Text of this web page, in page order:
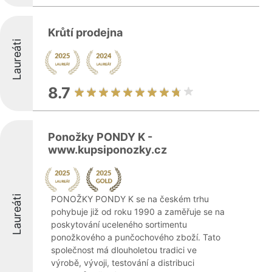
Laureáti
Krůtí prodejna
8.7
Laureáti
Ponožky PONDY K -
www.kupsiponozky.cz
PONOŽKY PONDY K se na českém trhu
pohybuje již od roku 1990 a zaměřuje se na
poskytování uceleného sortimentu
ponožkového a punčochového zboží. Tato
společnost má dlouholetou tradici ve
výrobě, vývoji, testování a distribuci